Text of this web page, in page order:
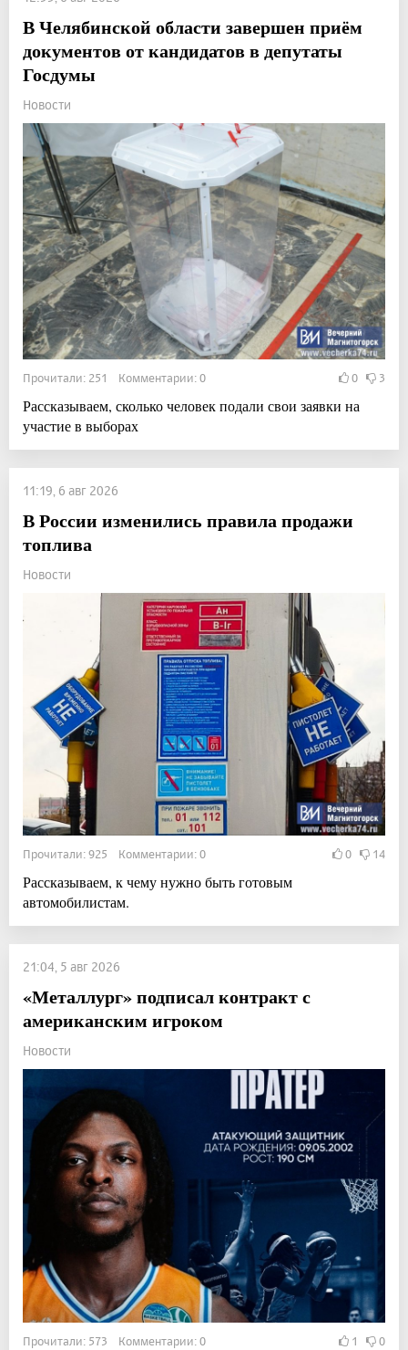
В Челябинской области завершен приём
документов от кандидатов в депутаты
Госдумы
Новости
Прочитали: 251 Комментарии: 0 0 3
Рассказываем, сколько человек подали свои заявки на
участие в выборах
11:19, 6 авг 2026
В России изменились правила продажи
топлива
Новости
Прочитали: 925 Комментарии: 0 0 14
Рассказываем, к чему нужно быть готовым
автомобилистам.
21:04, 5 авг 2026
«Металлург» подписал контракт с
американским игроком
Новости
Прочитали: 573 Комментарии: 0 1 0